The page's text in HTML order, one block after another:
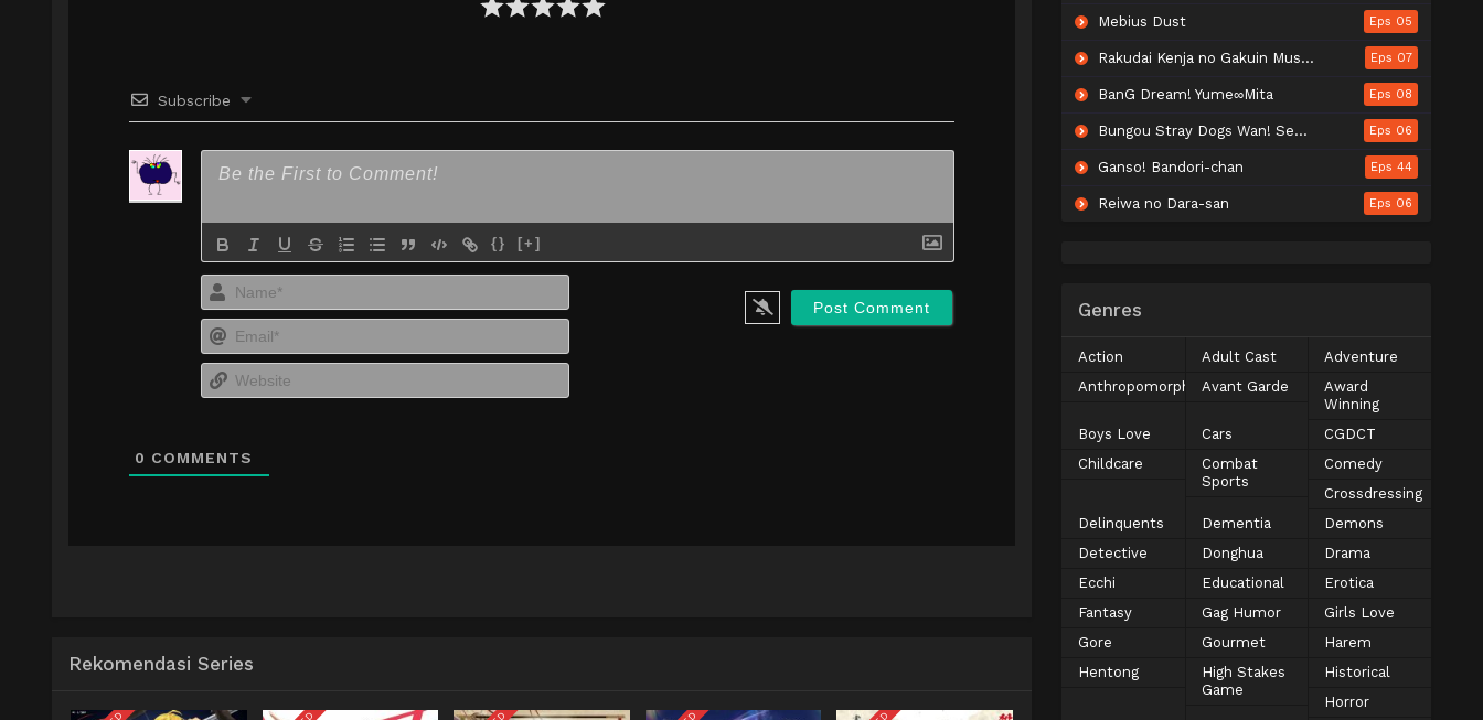
Subscribe
{} [+]
Name*
Email*
Website
0 COMMENTS
Rekomendasi Series
Mebius Dust Eps 05
Rakudai Kenja no Gakuin Musou: Nidome no Tensei, S-Rank Cheat Majutsushi Boukenroku Eps 07
BanG Dream! Yume∞Mita Eps 08
Bungou Stray Dogs Wan! Season 2 Eps 06
Ganso! Bandori-chan Eps 44
Reiwa no Dara-san Eps 06
Genres
Action Adult Cast
Adventure
Anthropomorphic Avant Garde
Award
Winning
Boys Love
Cars
CGDCT
Childcare
Combat
Sports
Comedy
Crossdressing
Delinquents
Dementia
Demons
Detective
Donghua
Drama
Ecchi
Educational
Erotica
Fantasy
Gag Humor
Girls Love
Gore
Gourmet
Harem
Hentong
High Stakes
Game
Historical
Horror